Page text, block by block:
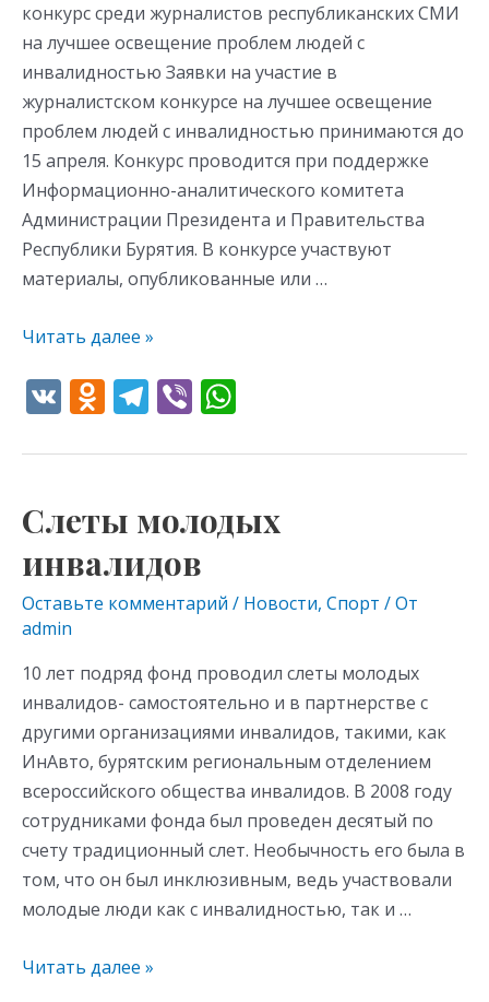
конкурс среди журналистов республиканских СМИ
на лучшее освещение проблем людей с
инвалидностью Заявки на участие в
журналистском конкурсе на лучшее освещение
проблем людей с инвалидностью принимаются до
15 апреля. Конкурс проводится при поддержке
Информационно-аналитического комитета
Администрации Президента и Правительства
Республики Бурятия. В конкурсе участвуют
материалы, опубликованные или …
Читать далее »
V O
n
kl
as
s
ki
T
e
a
m
Vi
er at
A
p
Слеты молодых
инвалидов
Оставьте комментарий / Новости, Спорт / От
admin
10 лет подряд фонд проводил слеты молодых
инвалидов- самостоятельно и в партнерстве с
другими организациями инвалидов, такими, как
ИнАвто, бурятским региональным отделением
всероссийского общества инвалидов. В 2008 году
сотрудниками фонда был проведен десятый по
счету традиционный слет. Необычность его была в
том, что он был инклюзивным, ведь участвовали
молодые люди как с инвалидностью, так и …
Слеты
молодых
инвалидов
Читать далее »